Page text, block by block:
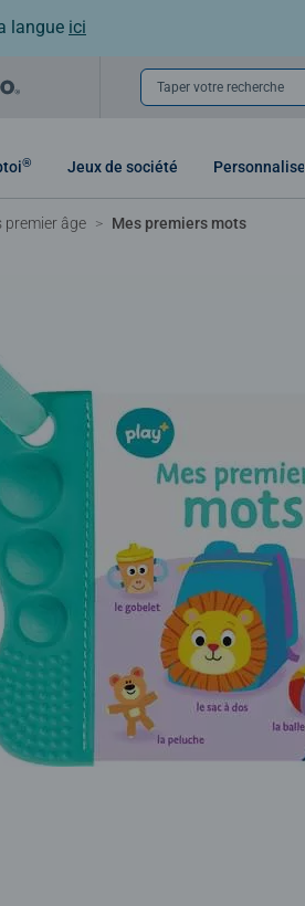
langue ici
Taper votre recherche
® Jeux de société Personnaliser
premier âge Mes premiers mots